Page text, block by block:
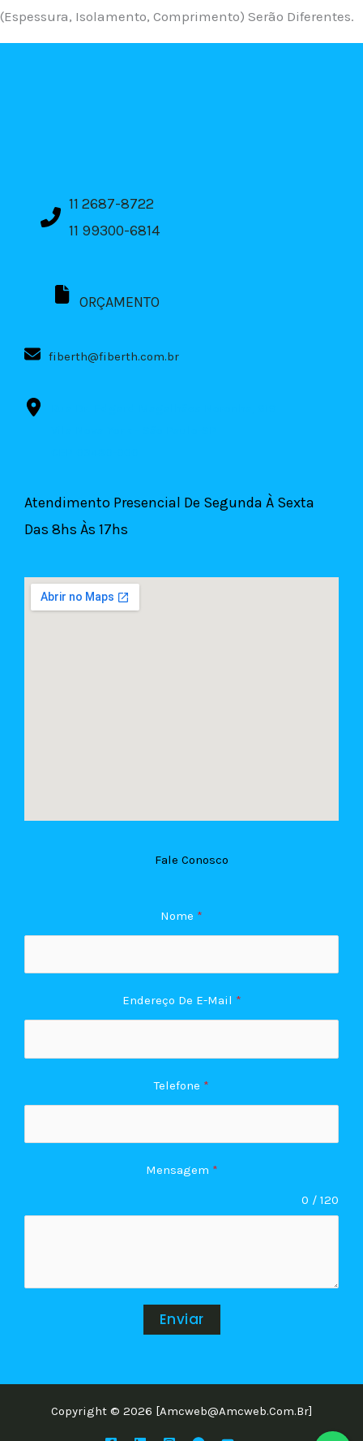
(espessura, Isolamento, Comprimento) Serão Diferentes.
11 2687-8722
11 99300-6814
ORÇAMENTO
fiberth@fiberth.com.br
Atendimento Presencial De Segunda À Sexta
Das 8hs Às 17hs
Fale Conosco
Nome *
Endereço De E-Mail *
Telefone *
Mensagem *
0 / 120
Enviar
Copyright © 2026 [amcweb@amcweb.com.br]